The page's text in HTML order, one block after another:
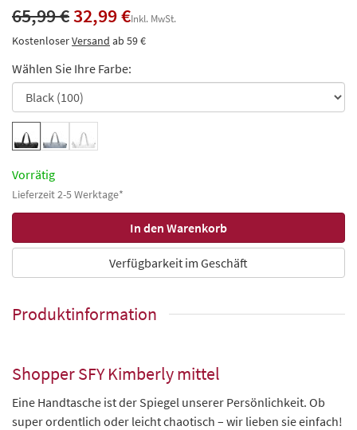
65,99 €32,99 €Inkl. MwSt.
KostenloserVersand ab 59 €
Wählen Sie Ihre Farbe:
Vorrätig
Lieferzeit 2-5 Werktage*
Verfügbarkeit im Geschäft
Produktinformation
Shopper SFY Kimberly mittel
Eine Handtasche ist der Spiegel unserer Persönlichkeit. Ob
super ordentlich oder leicht chaotisch – wir lieben sie einfach!